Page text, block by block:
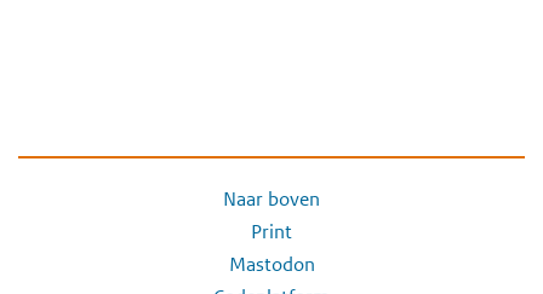
Naar boven
Print
Mastodon